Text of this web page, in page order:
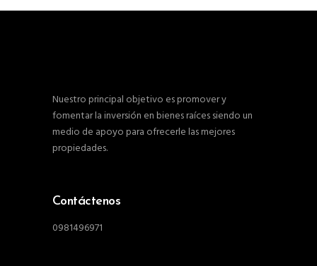
Nuestro principal objetivo es promover y
fomentar la inversión en bienes raíces siendo un
medio de apoyo para ofrecerle las mejores
propiedades.
Contáctenos
0981496971